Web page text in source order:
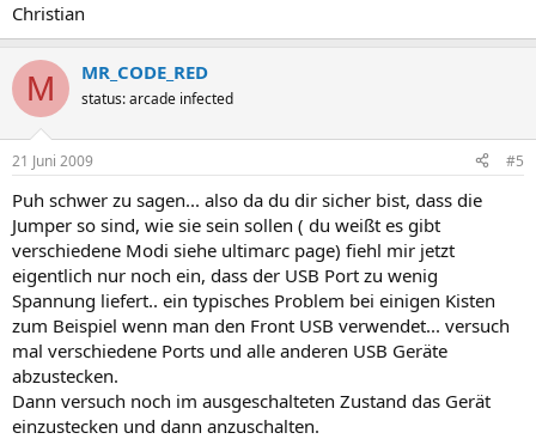
Christian
M MR_CODE_RED
status: arcade infected
21 Juni 2009 #5
Puh schwer zu sagen... also da du dir sicher bist, dass die
Jumper so sind, wie sie sein sollen ( du weißt es gibt
verschiedene Modi siehe ultimarc page) fiehl mir jetzt
eigentlich nur noch ein, dass der USB Port zu wenig
Spannung liefert.. ein typisches Problem bei einigen Kisten
zum Beispiel wenn man den Front USB verwendet... versuch
mal verschiedene Ports und alle anderen USB Geräte
abzustecken.
Dann versuch noch im ausgeschalteten Zustand das Gerät
einzustecken und dann anzuschalten.